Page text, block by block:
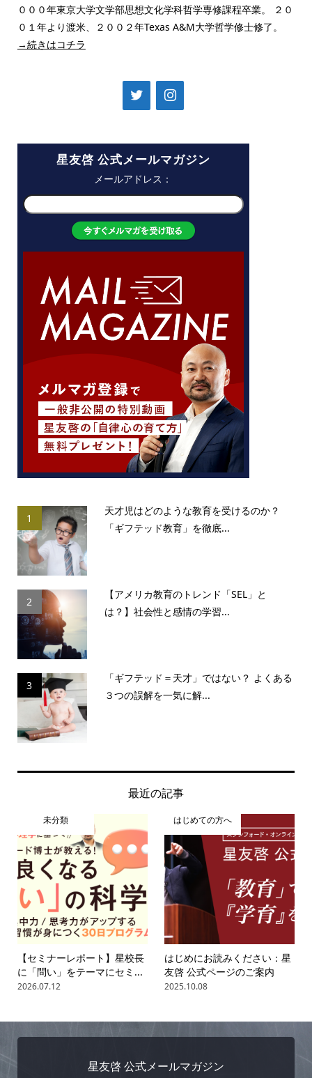
０００年東京大学文学部思想文化学科哲学専修課程卒業。 ２０
０１年より渡米、２００２年Texas A&M大学哲学修士修了。
→続きはコチラ
星友啓 公式メールマガジン
メールアドレス：
1
天才児はどのような教育を受けるのか？
「ギフテッド教育」を徹底...
2
【アメリカ教育のトレンド「SEL」と
は？】社会性と感情の学習...
3
「ギフテッド＝天才」ではない？ よくある
３つの誤解を一気に解...
最近の記事
未分類
【セミナーレポート】星校長
に「問い」をテーマにセミ...
2026.07.12
はじめての方へ
はじめにお読みください：星
友啓 公式ページのご案内
2025.10.08
星友啓 公式メールマガジン
はじめての方へ プロフィール 書籍一覧 オンライン教材